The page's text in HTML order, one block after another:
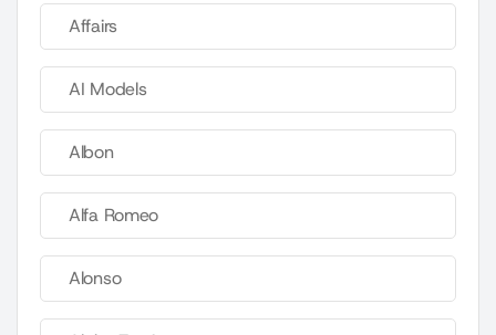
Affairs
AI Models
Albon
Alfa Romeo
Alonso